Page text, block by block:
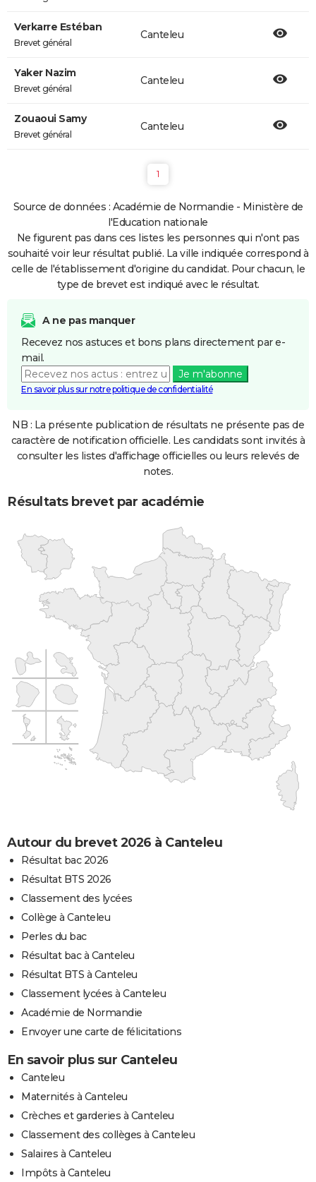
Verkarre Estéban
Brevet général
Canteleu
Yaker Nazim
Brevet général
Canteleu
Zouaoui Samy
Brevet général
Canteleu
1
Source de données : Académie de Normandie - Ministère de
l'Education nationale
Ne figurent pas dans ces listes les personnes qui n'ont pas
souhaité voir leur résultat publié. La ville indiquée correspond à
celle de l'établissement d'origine du candidat. Pour chacun, le
type de brevet est indiqué avec le résultat.
A ne pas manquer
Recevez nos astuces et bons plans directement par e-
mail.
Je m'abonne
En savoir plus sur notre politique de confidentialité
NB : La présente publication de résultats ne présente pas de
caractère de notification officielle. Les candidats sont invités à
consulter les listes d'affichage officielles ou leurs relevés de
notes.
Résultats brevet par académie
Autour du brevet 2026 à Canteleu
Résultat bac 2026
Résultat BTS 2026
Classement des lycées
Collège à Canteleu
Perles du bac
Résultat bac à Canteleu
Résultat BTS à Canteleu
Classement lycées à Canteleu
Académie de Normandie
Envoyer une carte de félicitations
En savoir plus sur Canteleu
Canteleu
Maternités à Canteleu
Crèches et garderies à Canteleu
Classement des collèges à Canteleu
Salaires à Canteleu
Impôts à Canteleu